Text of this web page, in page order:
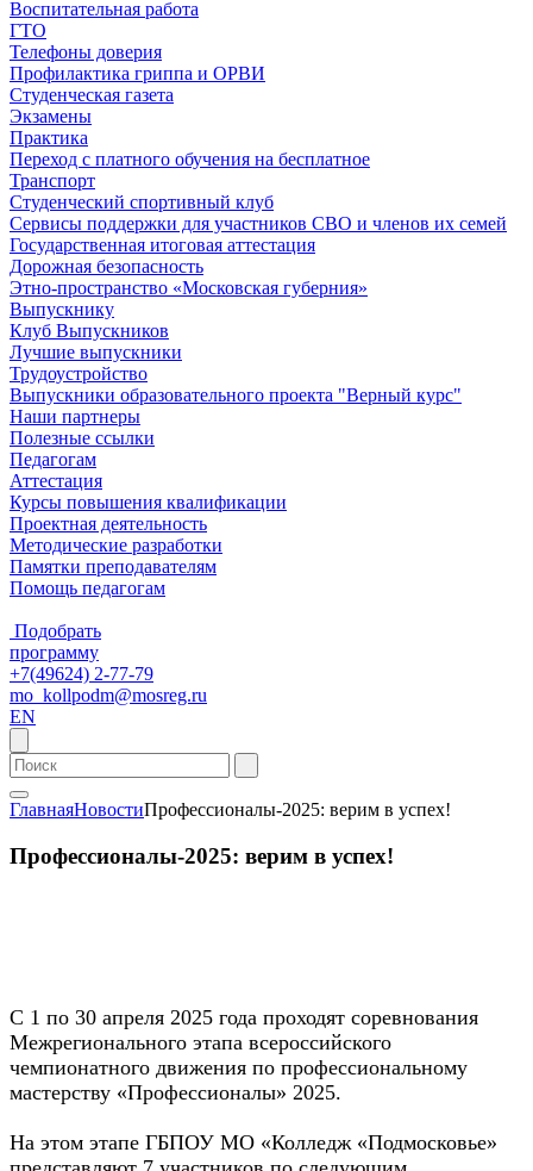
Воспитательная работа
ГТО
Телефоны доверия
Профилактика гриппа и ОРВИ
Cтуденческая газета
Экзамены
Практика
Переход с платного обучения на бесплатное
Транспорт
Студенческий спортивный клуб
Сервисы поддержки для участников СВО и членов их семей
Государственная итоговая аттестация
Дорожная безопасность
Этно-пространство «Московская губерния»
Выпускнику
Клуб Выпускников
Лучшие выпускники
Трудоустройство
Выпускники образовательного проекта "Верный курс"
Наши партнеры
Полезные ссылки
Педагогам
Аттестация
Курсы повышения квалификации
Проектная деятельность
Методические разработки
Памятки преподавателям
Помощь педагогам
Подобрать
программу
+7(49624) 2-77-79
mo_kollpodm@mosreg.ru
EN
ГлавнаяНовостиПрофессионалы-2025: верим в успех!
Профессионалы-2025: верим в успех!
С 1 по 30 апреля 2025 года проходят соревнования
Межрегионального этапа всероссийского
чемпионатного движения по профессиональному
мастерству «Профессионалы» 2025.
На этом этапе ГБПОУ МО «Колледж «Подмосковье»